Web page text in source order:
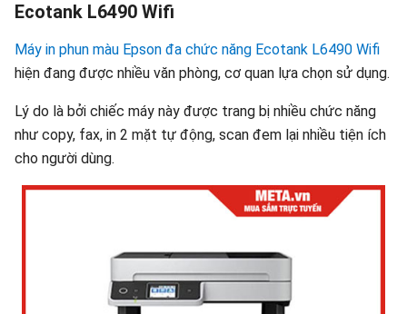
Ecotank L6490 Wifi
Máy in phun màu Epson đa chức năng Ecotank L6490 Wifi
hiện đang được nhiều văn phòng, cơ quan lựa chọn sử dụng.
Lý do là bởi chiếc máy này được trang bị nhiều chức năng
như copy, fax, in 2 mặt tự động, scan đem lại nhiều tiện ích
cho người dùng.